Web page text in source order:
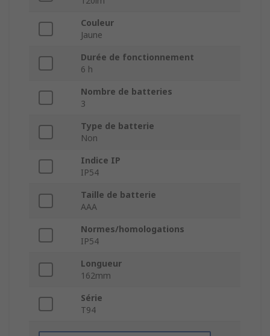
Couleur
Jaune
Durée de fonctionnement
6 h
Nombre de batteries
3
Type de batterie
Non
Indice IP
IP54
Taille de batterie
AAA
Normes/homologations
IP54
Longueur
162mm
Série
T94